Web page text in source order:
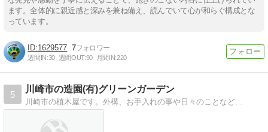
ます。全体的に親近感と深みを兼ね備え、読んでいて心が和らぐ構成とな
っています。
1629577 7
週間IN:30 週間OUT:90 月間IN:220
5
川崎市の造園(有)グリーンガーデン
川崎市の植木屋です。外構、お手入れの事や日々のことなど…